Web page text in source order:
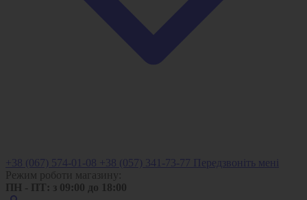
+38 (067) 574-01-08 +38 (057) 341-73-77 Передзвоніть мені
Режим роботи магазину:
ПН - ПТ: з 09:00 до 18:00